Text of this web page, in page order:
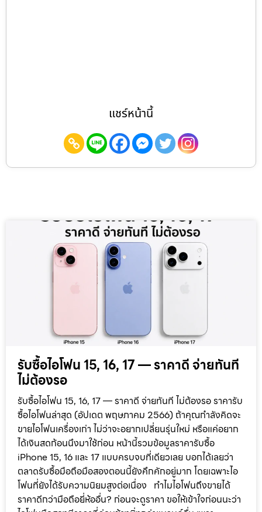
แชร์หน้านี้
รับซื้อไอโฟน 15, 16, 17 — ราคาดี จ่ายทันที
ไม่ต้องรอ
รับซื้อไอโฟน 15, 16, 17 — ราคาดี จ่ายทันที ไม่ต้องรอ ราคารับ
ซื้อไอโฟนล่าสุด (อัปเดต พฤษภาคม 2566) ถ้าคุณกำลังคิดจะ
ขายไอโฟนเครื่องเก่า ไม่ว่าจะอยากเปลี่ยนรุ่นใหม่ หรือแค่อยาก
ได้เงินสดก้อนนึงมาใช้ก่อน หน้านี้รวมข้อมูลราคารับซื้อ
iPhone 15, 16 และ 17 แบบครบจบที่เดียวเลย บอกได้เลยว่า
ตลาดรับซื้อมือถือมือสองตอนนี้ยังคึกคักอยู่มาก โดยเฉพาะไอ
โฟนที่ยังได้รับความนิยมสูงต่อเนื่อง ทำไมไอโฟนถึงขายได้
ราคาดีกว่ามือถือยี่ห้ออื่น? ก่อนจะดูราคา ขอให้เข้าใจก่อนนะว่า